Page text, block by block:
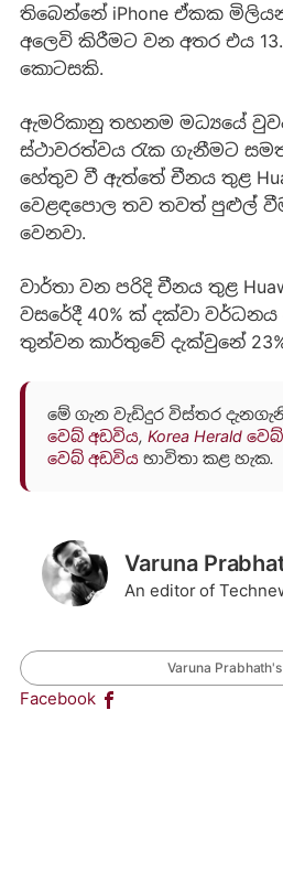
තිබෙන්නේ iPhone ඒකක
අලෙවි කිරීමට වන අතර එය
කොටසකි.
ඇමරිකානු තහනම මධ්‍යයේ වුවද
ස්ථාවරත්වය රැක ගැනීමට
හේතුව වී ඇත්තේ චීනය තුළ
වෙළඳපොල තව තවත් පුළුල්
වෙනවා.
වාර්තා වන පරිදි චීනය තුළ
වසරේදී 40% ක් දක්වා
තුන්වන කාර්තුවේ දැක්වුනේ
මේ ගැන වැඩිදුර විස්තර
වෙබ් අඩවිය, Korea Herald
වෙබ් අඩවියභාවිතා කළ හැක.
Varuna
An editor of
Varuna
Facebook